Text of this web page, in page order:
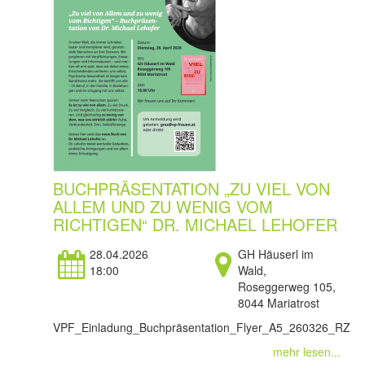
BUCHPRÄSENTATION „ZU VIEL VON
ALLEM UND ZU WENIG VOM
RICHTIGEN“ DR. MICHAEL LEHOFER
28.04.2026
18:00
GH Häuserl im
Wald,
Roseggerweg 105,
8044 Mariatrost
VPF_Einladung_Buchpräsentation_Flyer_A5_260326_RZ
mehr lesen...